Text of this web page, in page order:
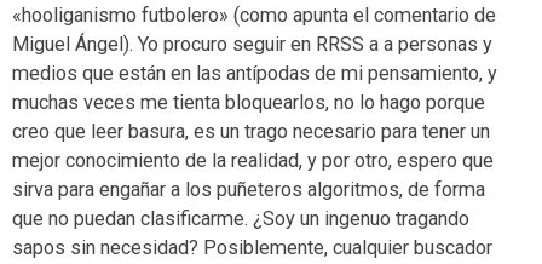
«hooliganismo futbolero» (como apunta el comentario de
Miguel Ángel). Yo procuro seguir en RRSS a a personas y
medios que están en las antípodas de mi pensamiento, y
muchas veces me tienta bloquearlos, no lo hago porque
creo que leer basura, es un trago necesario para tener un
mejor conocimiento de la realidad, y por otro, espero que
sirva para engañar a los puñeteros algoritmos, de forma
que no puedan clasificarme. ¿Soy un ingenuo tragando
sapos sin necesidad? Posiblemente, cualquier buscador